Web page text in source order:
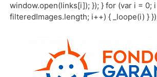
window.open(links[i]); }); } for (var i = 0;
filteredImages.length; i++) { _loope(i) }